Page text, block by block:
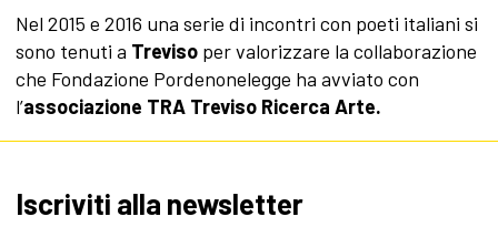
Nel 2015 e 2016 una serie di incontri con poeti italiani si
sono tenuti a Trevisoper valorizzare la collaborazione
che Fondazione Pordenonelegge ha avviato con
l’associazione TRA Treviso Ricerca Arte.
Iscriviti alla newsletter